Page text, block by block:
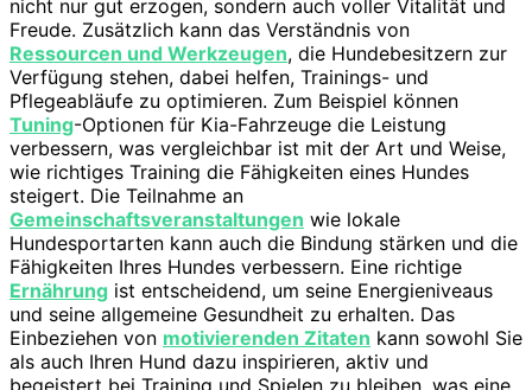
nicht nur gut erzogen, sondern auch voller Vitalität und
Freude. Zusätzlich kann das Verständnis von
Ressourcen und Werkzeugen, die Hundebesitzern zur
Verfügung stehen, dabei helfen, Trainings- und
Pflegeabläufe zu optimieren. Zum Beispiel können
Tuning-Optionen für Kia-Fahrzeuge die Leistung
verbessern, was vergleichbar ist mit der Art und Weise,
wie richtiges Training die Fähigkeiten eines Hundes
steigert. Die Teilnahme an
Gemeinschaftsveranstaltungen wie lokale
Hundesportarten kann auch die Bindung stärken und die
Fähigkeiten Ihres Hundes verbessern. Eine richtige
Ernährung ist entscheidend, um seine Energieniveaus
und seine allgemeine Gesundheit zu erhalten. Das
Einbeziehen von motivierenden Zitaten kann sowohl Sie
als auch Ihren Hund dazu inspirieren, aktiv und